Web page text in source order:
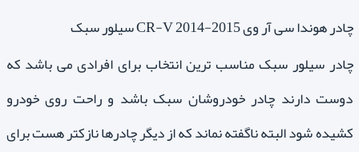
چادر هوندا سی آر وی CR-V 2014-2015 سیلور سبک
چادر سیلور سبک مناسب ترین انتخاب برای افرادی می باشد که
دوست دارند چادر خودروشان سبک باشد و راحت روی خودرو
کشیده شود البته ناگفته نماند که از دیگر چادرها نازکتر هست برای